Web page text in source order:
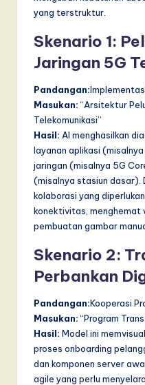
yang terstruktur.
Skenario 1:
Jaringan 5G
Pandangan:
Masukan:“Arsitektur
Telekomunikasi”
Hasil: AI menghasilkan
layanan aplikasi
jaringan (misalnya 5G
(misalnya stasiun dasar).
kolaborasi yang
konektivitas, menghemat
pembuatan gambar
Skenario 2:
Perbankan
Pandangan:Kooperasi
Masukan:“Program
Hasil: Model ini
proses onboarding
dan komponen server
agile yang perlu